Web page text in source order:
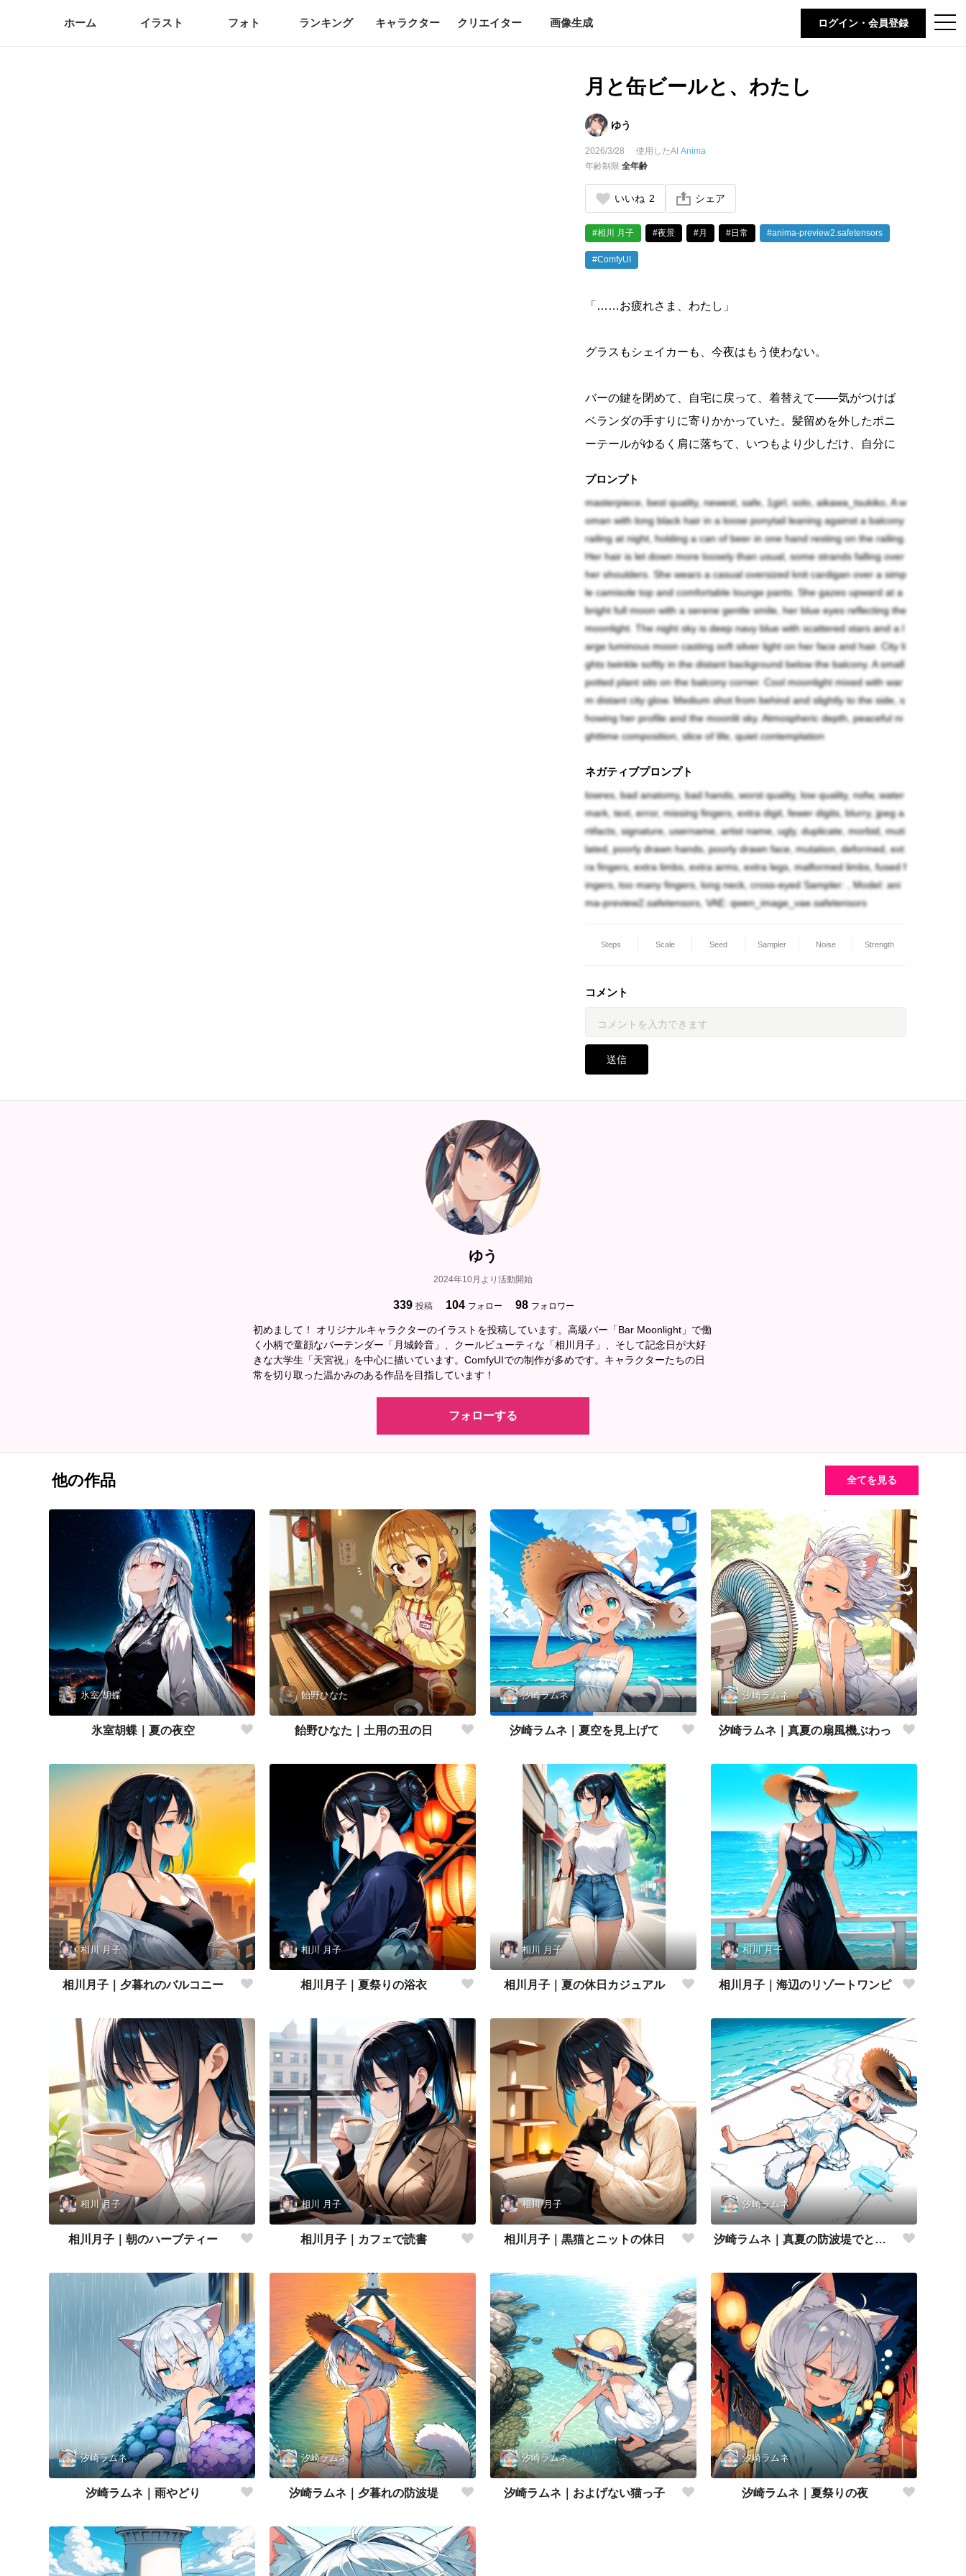
t
o
ホーム イラスト フォト ランキング キャラクター クリエイター 画像生成 ログイン・会員登録
月と缶ビールと、わたし
ゆう
2026/3/28 使用したAI Anima
年齢制限 全年齢
いいね 2 シェア
#相川 月子 #夜景 #月 #日常 #anima-preview2.safetensors
#ComfyUI
「……お疲れさま、わたし」
グラスもシェイカーも、今夜はもう使わない。
バーの鍵を閉めて、自宅に戻って、着替えて——気がつけば
ベランダの手すりに寄りかかっていた。髪留めを外したポニ
ーテールがゆるく肩に落ちて、いつもより少しだけ、自分に
手の中の缶ビールはもうぬるくなりかけている。でも、それ
でいい。今夜はお酒の味じゃなくて、この月を味わいたいか
ら。
見上げた空に浮かぶまんまるの月。街の灯りが遠くでちらち
ら瞬いて、夜風がカーディガンの裾をそっと揺らす。
相川月子。カウンターの向こうではいつも誰かの話を聞いて
いる彼女にも、こうして月だけを相手にする夜がある。
プロンプト
masterpiece, best quality, newest, safe, 1girl, solo, aikawa_tsukiko, A w
oman with long black hair in a loose ponytail leaning against a balcony
railing at night, holding a can of beer in one hand resting on the railing.
Her hair is let down more loosely than usual, some strands falling over
her shoulders. She wears a casual oversized knit cardigan over a simp
le camisole top and comfortable lounge pants. She gazes upward at a
bright full moon with a serene gentle smile, her blue eyes reflecting the
moonlight. The night sky is deep navy blue with scattered stars and a l
arge luminous moon casting soft silver light on her face and hair. City li
ghts twinkle softly in the distant background below the balcony. A small
potted plant sits on the balcony corner. Cool moonlight mixed with war
m distant city glow. Medium shot from behind and slightly to the side, s
howing her profile and the moonlit sky. Atmospheric depth, peaceful ni
ghttime composition, slice of life, quiet contemplation
ネガティブプロンプト
lowres, bad anatomy, bad hands, worst quality, low quality, nsfw, water
mark, text, error, missing fingers, extra digit, fewer digits, blurry, jpeg a
rtifacts, signature, username, artist name, ugly, duplicate, morbid, muti
lated, poorly drawn hands, poorly drawn face, mutation, deformed, ext
ra fingers, extra limbs, extra arms, extra legs, malformed limbs, fused f
ingers, too many fingers, long neck, cross-eyed Sampler: , Model: ani
ma-preview2.safetensors, VAE: qwen_image_vae.safetensors
Steps Scale Seed Sampler Noise Strength
コメント
送信
ゆう
2024年10月より活動開始
339 投稿 104 フォロー 98 フォロワー
初めまして！ オリジナルキャラクターのイラストを投稿しています。高級バー「Bar Moonlight」で働
く小柄で童顔なバーテンダー「月城鈴音」、クールビューティな「相川月子」、そして記念日が大好
きな大学生「天宮祝」を中心に描いています。ComfyUIでの制作が多めです。キャラクターたちの日
常を切り取った温かみのある作品を目指しています！
フォローする
他の作品 全てを見る
氷室 胡蝶
氷室胡蝶｜夏の夜空
飴野ひなた
飴野ひなた｜土用の丑の日
汐崎ラムネ
汐崎ラムネ｜夏空を見上げて
汐崎ラムネ
汐崎ラムネ｜真夏の扇風機ぶわっ
相川 月子
相川月子｜夕暮れのバルコニー
相川 月子
相川月子｜夏祭りの浴衣
相川 月子
相川月子｜夏の休日カジュアル
相川 月子
相川月子｜海辺のリゾートワンピ
相川 月子
相川月子｜朝のハーブティー
相川 月子
相川月子｜カフェで読書
相川 月子
相川月子｜黒猫とニットの休日
汐崎ラムネ
汐崎ラムネ｜真夏の防波堤でとろけ猫
汐崎ラムネ
汐崎ラムネ｜雨やどり
汐崎ラムネ
汐崎ラムネ｜夕暮れの防波堤
汐崎ラムネ
汐崎ラムネ｜およげない猫っ子
汐崎ラムネ
汐崎ラムネ｜夏祭りの夜